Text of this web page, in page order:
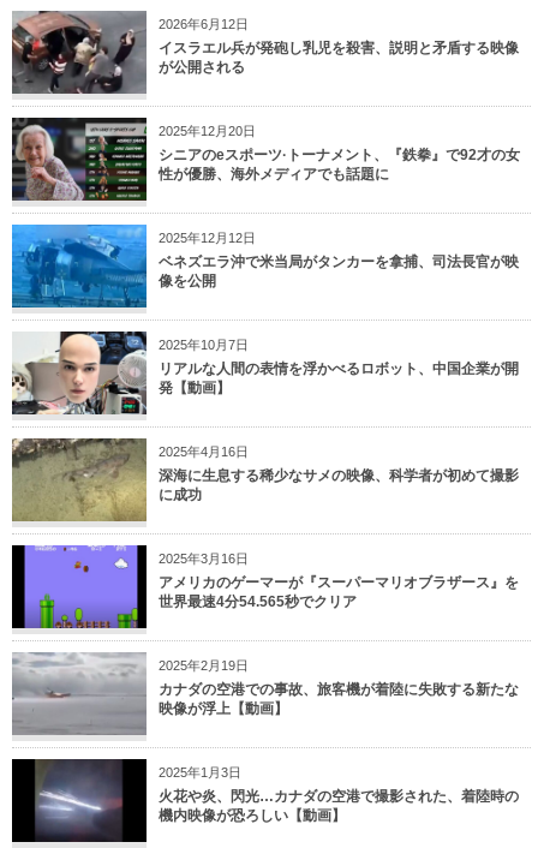
2026年6月12日
イスラエル兵が発砲し乳児を殺害、説明と矛盾する映像
が公開される
2025年12月20日
シニアのeスポーツ·トーナメント、『鉄拳』で92才の女
性が優勝、海外メディアでも話題に
2025年12月12日
ベネズエラ沖で米当局がタンカーを拿捕、司法長官が映
像を公開
2025年10月7日
リアルな人間の表情を浮かべるロボット、中国企業が開
発【動画】
2025年4月16日
深海に生息する稀少なサメの映像、科学者が初めて撮影
に成功
2025年3月16日
アメリカのゲーマーが『スーパーマリオブラザース』を
世界最速4分54.565秒でクリア
2025年2月19日
カナダの空港での事故、旅客機が着陸に失敗する新たな
映像が浮上【動画】
2025年1月3日
火花や炎、閃光…カナダの空港で撮影された、着陸時の
機内映像が恐ろしい【動画】